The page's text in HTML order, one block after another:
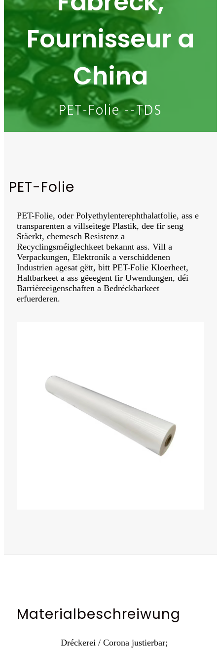
Fournisseur a
China
PET-Folie --TDS
PET-Folie
PET-Folie, oder Polyethylenterephthalatfolie, ass e
transparenten a villseitege Plastik, dee fir seng
Stäerkt, chemesch Resistenz a
Recyclingsméiglechkeet bekannt ass. Vill a
Verpackungen, Elektronik a verschiddenen
Industrien agesat gëtt, bitt PET-Folie Kloerheet,
Haltbarkeet a ass gëeegent fir Uwendungen, déi
Barrièreeigenschaften a Bedréckbarkeet
erfuerderen.
Materialbeschreiwung
Dréckerei / Corona justierbar;